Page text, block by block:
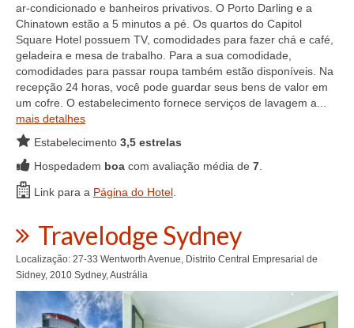
ar-condicionado e banheiros privativos. O Porto Darling e a
Chinatown estão a 5 minutos a pé. Os quartos do Capitol
Square Hotel possuem TV, comodidades para fazer chá e café,
geladeira e mesa de trabalho. Para a sua comodidade,
comodidades para passar roupa também estão disponíveis. Na
recepção 24 horas, você pode guardar seus bens de valor em
um cofre. O estabelecimento fornece serviços de lavagem a...
mais detalhes
Estabelecimento 3,5 estrelas
Hospedadem boa com avaliação média de 7
Link para a Página do Hotel
Travelodge Sydney
Localização: 27-33 Wentworth Avenue, Distrito Central Empresarial de
Sidney, 2010 Sydney, Austrália